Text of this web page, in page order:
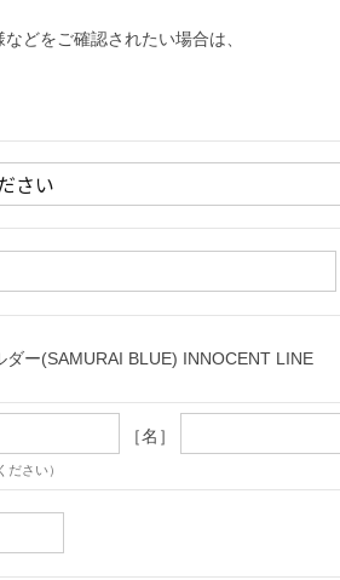
どをご確認されたい場合は、
ダー(SAMURAI BLUE) INNOCENT LINE
［名］
ださい）